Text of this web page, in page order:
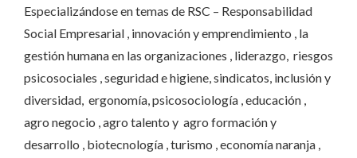
Especializándose en temas de RSC – Responsabilidad
Social Empresarial , innovación y emprendimiento , la
gestión humana en las organizaciones , liderazgo, riesgos
psicosociales , seguridad e higiene, sindicatos, inclusión y
diversidad, ergonomía, psicosociología , educación ,
agro negocio , agro talento y agro formación y
desarrollo , biotecnología , turismo , economía naranja ,